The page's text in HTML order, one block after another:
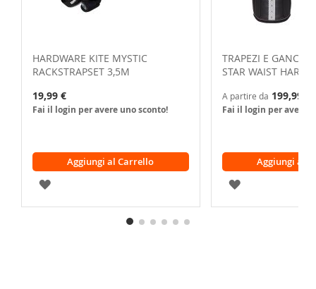
HARDWARE KITE MYSTIC
RACKSTRAPSET 3,5M
19,99 €
Fai il login per avere uno sconto!
Aggiungi al Carrello
AGGIUNGI
ALLA
TRAPEZI E GANCI
STAR WAIST
A partire da 199,99 €
Fai il login per avere
Aggiungi al
AGGIUNGI
ALLA